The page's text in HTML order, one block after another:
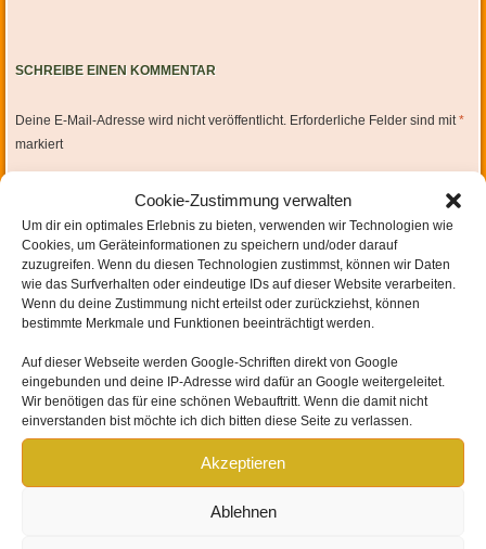
Cookie-Zustimmung verwalten
Um dir ein optimales Erlebnis zu bieten, verwenden wir Technologien wie
Cookies, um Geräteinformationen zu speichern und/oder darauf
zuzugreifen. Wenn du diesen Technologien zustimmst, können wir Daten
wie das Surfverhalten oder eindeutige IDs auf dieser Website verarbeiten.
Wenn du deine Zustimmung nicht erteilst oder zurückziehst, können
bestimmte Merkmale und Funktionen beeinträchtigt werden.
Auf dieser Webseite werden Google-Schriften direkt von Google
eingebunden und deine IP-Adresse wird dafür an Google weitergeleitet.
Wir benötigen das für eine schönen Webauftritt. Wenn die damit nicht
einverstanden bist möchte ich dich bitten diese Seite zu verlassen.
Akzeptieren
Ablehnen
SCHREIBE EINEN KOMMENTAR
Deine E-Mail-Adresse wird nicht veröffentlicht. Erforderliche Felder sind mit*
markiert
Name*